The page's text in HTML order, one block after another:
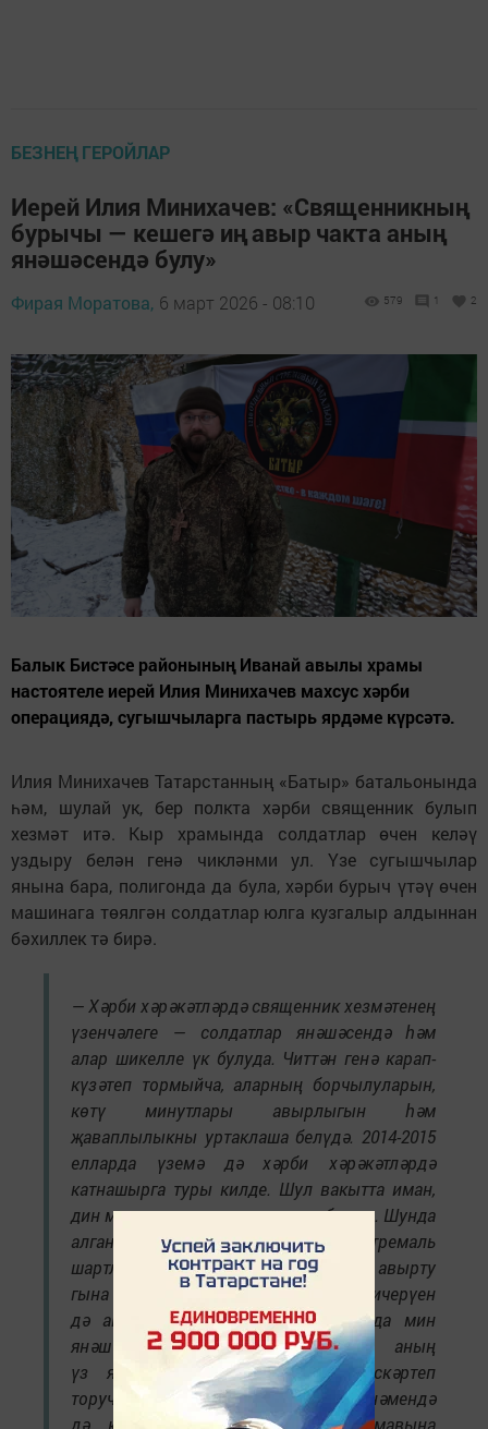
БЕЗНЕҢ ГЕРОЙЛАР
Иерей Илия Минихачев: «Священникның
бурычы — кешегә иң авыр чакта аның
янәшәсендә булу»
Фирая Моратова, 6 март 2026 - 08:10 579 1 2
Балык Бистәсе районының Иванай авылы храмы
настоятеле иерей Илия Минихачев махсус хәрби
операциядә, сугышчыларга пастырь ярдәме күрсәтә.
Илия Минихачев Татарстанның «Батыр» батальонында
һәм, шулай ук, бер полкта хәрби священник булып
хезмәт итә. Кыр храмында солдатлар өчен келәү
уздыру белән генә чикләнми ул. Үзе сугышчылар
янына бара, полигонда да була, хәрби бурыч үтәү өчен
машинага төялгән солдатлар юлга кузгалыр алдыннан
бәхиллек тә бирә.
— Хәрби хәрәкәтләрдә священник хезмәтенең
үзенчәлеге — солдатлар янәшәсендә һәм
алар шикелле үк булуда. Читтән генә карап-
күзәтеп тормыйча, аларның борчылуларын,
көтү минутлары авырлыгын һәм
җаваплылыкны уртаклаша белүдә. 2014-2015
елларда үземә дә хәрби хәрәкәтләрдә
катнашырга туры килде. Шул вакытта иман,
дин минем өчен ныклы таяныч булды. Шунда
алган тәҗрибә гадәттән тыш экстремаль
шартларда кешенең физик курку һәм авырту
гына түгел, ә җан тетрәнүе кичерүен
дә аңларга ярдәм итте. Нәкъ шунда мин
янәшәңдә сиңа Ходай барлыгын, аның
үз ярдәменнән ташламаячагын искәртеп
торучы булганда сугыш җәһәннәмендә
дә кешенең рух ныклыгын җуймавына